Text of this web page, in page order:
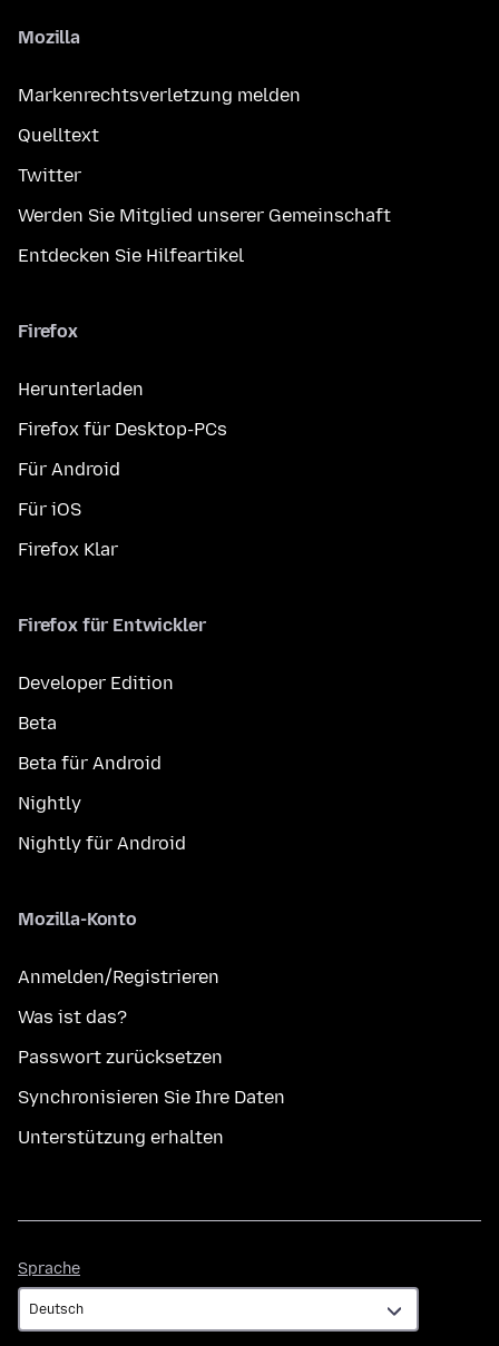
Mozilla
Markenrechtsverletzung melden
Quelltext
Twitter
Werden Sie Mitglied unserer Gemeinschaft
Entdecken Sie Hilfeartikel
Firefox
Herunterladen
Firefox für Desktop-PCs
Für Android
Für iOS
Firefox Klar
Firefox für Entwickler
Developer Edition
Beta
Beta für Android
Nightly
Nightly für Android
Mozilla-Konto
Anmelden/Registrieren
Was ist das?
Passwort zurücksetzen
Synchronisieren Sie Ihre Daten
Unterstützung erhalten
Sprache